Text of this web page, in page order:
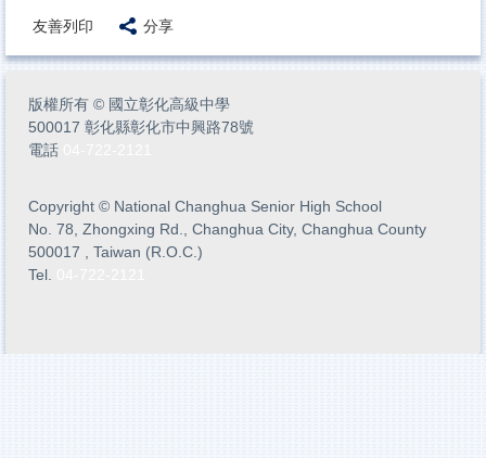
友善列印 分享
版權所有 © 國立彰化高級中學
500017 彰化縣彰化市中興路78號
電話
Copyright © National Changhua Senior High School
No. 78, Zhongxing Rd., Changhua City, Changhua County
500017 , Taiwan (R.O.C.)
Tel.